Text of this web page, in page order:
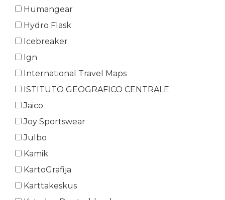
Humangear
Hydro Flask
Icebreaker
Ign
International Travel Maps
ISTITUTO GEOGRAFICO CENTRALE
Jaico
Joy Sportswear
Julbo
Kamik
KartoGrafija
Karttakeskus